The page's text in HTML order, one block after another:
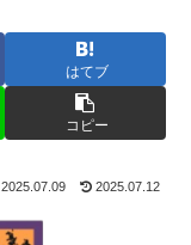
はてブ
コピー
2025.07.09 2025.07.12